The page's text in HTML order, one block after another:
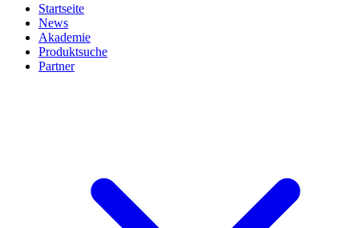
Startseite
News
Akademie
Produktsuche
Partner